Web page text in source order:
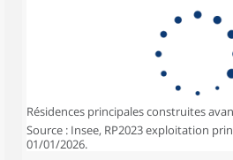
Résidences principales construites
Source : Insee, RP2023 exploitation
01/01/2026.